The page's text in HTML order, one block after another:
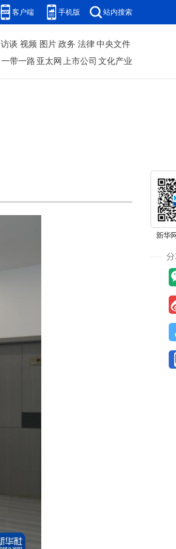
客户端 手机版 站内搜索
访谈 视频 图片 政务 法律 中央文件
一带一路 亚太网 上市公司 文化产业